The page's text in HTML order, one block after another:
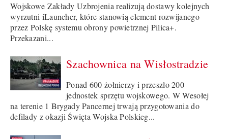
Wojskowe Zakłady Uzbrojenia realizują dostawy kolejnych
wyrzutni iLauncher, które stanowią element rozwijanego
przez Polskę systemu obrony powietrznej Pilica+.
Przekazani...
Szachownica na Wisłostradzie
Ponad 600 żołnierzy i przeszło 200
jednostek sprzętu wojskowego. W Wesołej
na terenie 1 Brygady Pancernej trwają przygotowania do
defilady z okazji Święta Wojska Polskieg...